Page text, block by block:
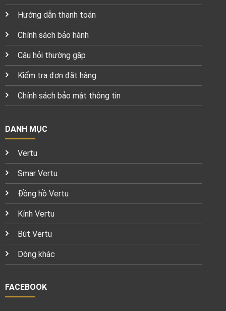
Hướng dẫn thanh toán
Chính sách bảo hành
Câu hỏi thường gặp
Kiểm tra đơn đặt hàng
Chính sách bảo mật thông tin
DANH MỤC
Vertu
Smar Vertu
Đồng hồ Vertu
Kính Vertu
Bút Vertu
Dòng khác
FACEBOOK